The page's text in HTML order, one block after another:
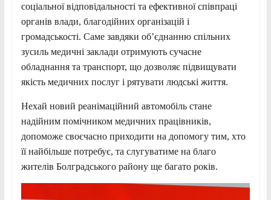
соціальної відповідальності та ефективної співпраці
органів влади, благодійних організацій і
громадськості. Саме завдяки об’єднанню спільних
зусиль медичні заклади отримують сучасне
обладнання та транспорт, що дозволяє підвищувати
якість медичних послуг і рятувати людські життя.
Нехай новий реанімаційний автомобіль стане
надійним помічником медичних працівників,
допоможе своєчасно приходити на допомогу тим, хто
її найбільше потребує, та слугуватиме на благо
жителів Болградського району ще багато років.